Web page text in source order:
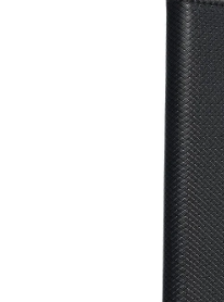
DRŽIAKY NA MOBIL
BATÉRIE DO MOBILOV
NÁRAMKY NA HODINKY
SLÚCHADLÁ,